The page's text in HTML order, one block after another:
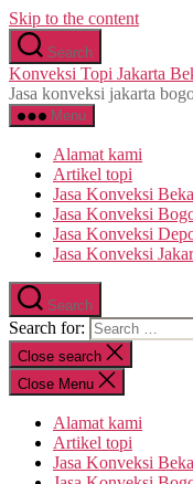
Skip to the content
Search
Konveksi Topi Jakarta
Jasa konveksi jakarta
Menu
Alamat kami
Artikel topi
Jasa Konveksi
Jasa Konveksi
Jasa Konveksi
Jasa Konveksi
Search
Search for:
Close search
Close Menu
Alamat kami
Artikel topi
Jasa Konveksi